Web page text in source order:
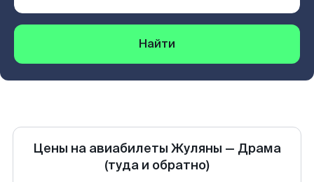
Найти
Цены на авиабилеты Жуляны — Драма
(туда и обратно)